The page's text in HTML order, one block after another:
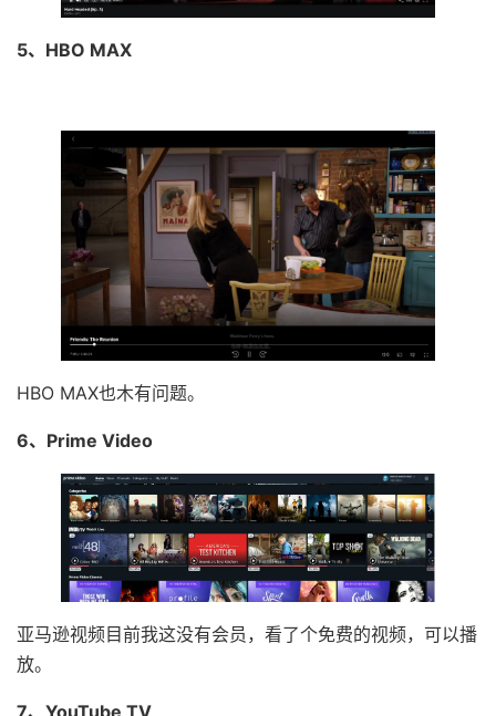
5、HBO MAX
HBO MAX也木有问题。
6、Prime Video
亚马逊视频目前我这没有会员，看了个免费的视频，可以播
放。